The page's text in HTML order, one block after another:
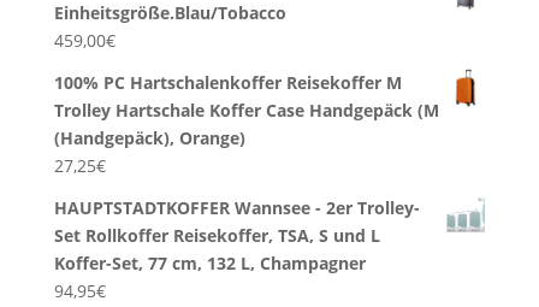
Einheitsgröße.Blau/Tobacco
459,00€
100% PC Hartschalenkoffer Reisekoffer M
Trolley Hartschale Koffer Case Handgepäck (M
(Handgepäck), Orange)
27,25€
HAUPTSTADTKOFFER Wannsee - 2er Trolley-
Set Rollkoffer Reisekoffer, TSA, S und L
Koffer-Set, 77 cm, 132 L, Champagner
94,95€